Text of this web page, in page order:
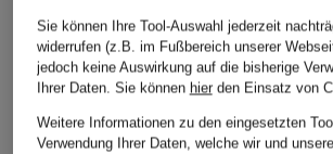
Sie können Ihre Tool-Auswahl jederzeit
widerrufen (z.B. im Fußbereich unserer
jedoch keine Auswirkung auf die bisherige
Ihrer Daten. Sie können hierden Einsatz von
Weitere Informationen zu den eingesetzten
Verwendung Ihrer Daten, welche wir und